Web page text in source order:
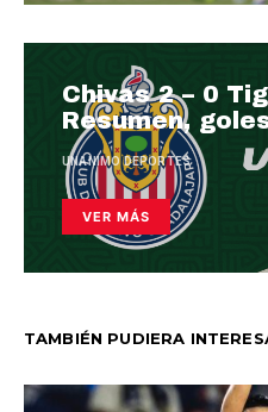
Chivas 2 – 0
Resumen,
UNANIMO DEPORTES
VER MÁS
TAMBIÉN PUDIERA